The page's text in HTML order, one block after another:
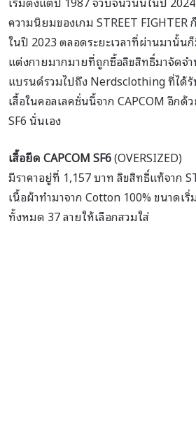
ความนิยมของเกม STREET FIGHTER
ในปี 2023 ตลอดระยะเวลาที่ผ่านมานั้น
แต่งกายมากมายที่ถูกซื้อลิขสิทธิ์มาจัดจ
แบรนด์รวมไปถึง Nerdsclothing ที่ได้
เสื้อในคอลเลคชั่นนี้จาก CAPCOM อีกด้
SF6 นั่นเอง
เสื้อยืดCAPCOM SF6(OVERSIZED)
มีราคาอยู่ที่ 1,157 บาท ลิขสิทธิ์แท้จาก
เนื้อผ้าทำมาจาก Cotton 100% ขนาดเ
ทั้งหมด 37 ลายให้เลือกสวมใส่